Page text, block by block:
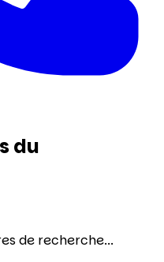
du
de recherche...